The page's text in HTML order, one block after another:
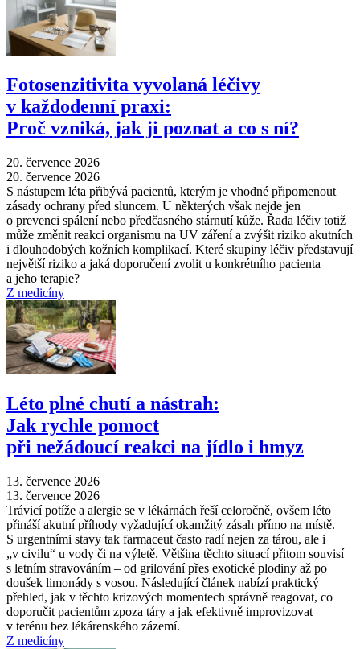
Fotosenzitivita vyvolaná léčivy
v každodenní praxi:
Proč vzniká, jak ji poznat a co s ní?
20. července 2026
20. července 2026
S nástupem léta přibývá pacientů, kterým je vhodné připomenout
zásady ochrany před sluncem. U některých však nejde jen
o prevenci spálení nebo předčasného stárnutí kůže. Řada léčiv totiž
může změnit reakci organismu na UV záření a zvýšit riziko akutních
i dlouhodobých kožních komplikací. Které skupiny léčiv představují
největší riziko a jaká doporučení zvolit u konkrétního pacienta
a jeho terapie?
Z medicíny
Léto plné chutí a nástrah:
Jak rychle pomoct
při nežádoucí reakci na jídlo i hmyz
13. července 2026
13. července 2026
Trávicí potíže a alergie se v lékárnách řeší celoročně, ovšem léto
přináší akutní příhody vyžadující okamžitý zásah přímo na místě.
S urgentními stavy tak farmaceut často radí nejen za tárou, ale i
„v civilu“ u vody či na výletě. Většina těchto situací přitom souvisí
s letním stravováním –⁠ od grilování přes exotické plodiny až po
doušek limonády s vosou. Následující článek nabízí praktický
přehled, jak v těchto krizových momentech správně reagovat, co
doporučit pacientům zpoza táry a jak efektivně improvizovat
v terénu bez lékárenského zázemí.
Z medicíny